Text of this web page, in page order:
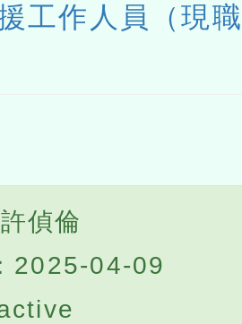
工作人員（現
偵倫
2025-04-09